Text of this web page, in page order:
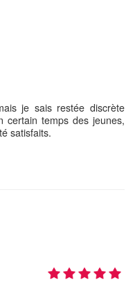
je sais restée discrète
certain temps des jeunes,
satisfaits.